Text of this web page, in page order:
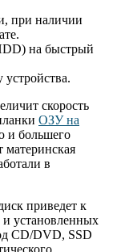
при наличии
на быстрый
скорость
ОЗУ на
и большего
материнская
в
приведет к
и установленных
CD/DVD, SSD